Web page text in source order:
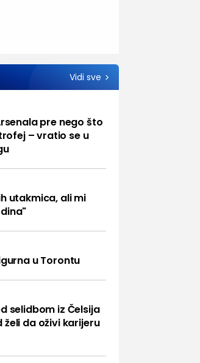
Vidi sve
pre nego što
– vratio se u
utakmica, ali mi
u Torontu
selidbom iz Čelsija
želi da oživi karijeru